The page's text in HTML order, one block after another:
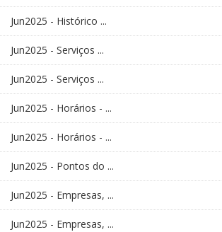
Jun2025 - Histórico ...
Jun2025 - Serviços ...
Jun2025 - Serviços ...
Jun2025 - Horários - ...
Jun2025 - Horários - ...
Jun2025 - Pontos do ...
Jun2025 - Empresas, ...
Jun2025 - Empresas, ...